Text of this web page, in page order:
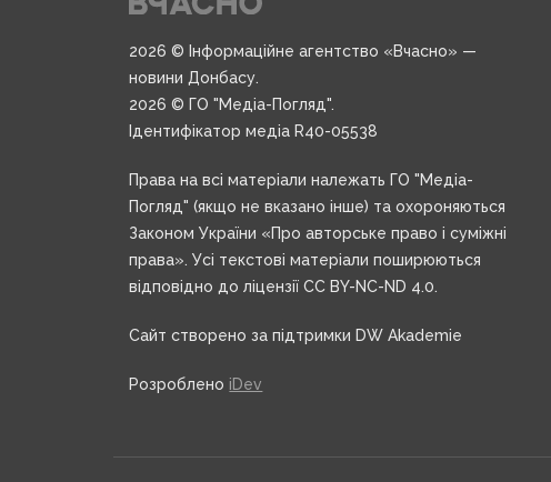
2026 © Інформаційне агентство «Вчасно» —
новини Донбасу.
2026 © ГО "Медіа-Погляд".
Ідентифікатор медіа R40-05538
Права на всі матеріали належать ГО "Медіа-
Погляд" (якщо не вказано інше) та охороняються
Законом України «Про авторське право і суміжні
права». Усі текстові матеріали поширюються
відповідно до ліцензії CC BY-NC-ND 4.0.
Сайт створено за підтримки DW Akademie
Розроблено iDev